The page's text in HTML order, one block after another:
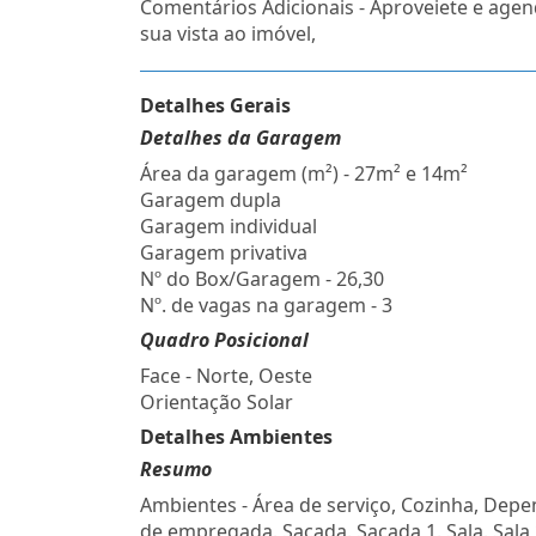
Comentários Adicionais - Aproveiete e
sua vista ao imóvel,
Detalhes Gerais
Detalhes da Garagem
Área da garagem (m²) - 27m² e 14m²
Garagem dupla
Garagem individual
Garagem privativa
Nº do Box/Garagem - 26,30
Nº. de vagas na garagem - 3
Quadro Posicional
Face - Norte, Oeste
Orientação Solar
Detalhes Ambientes
Resumo
Ambientes - Área de serviço, Cozinha,